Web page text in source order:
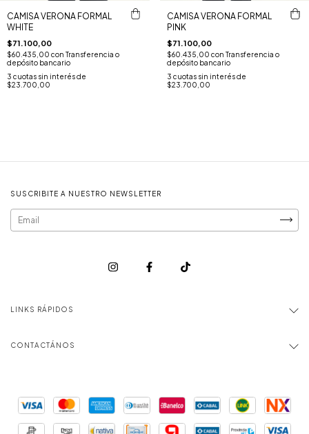
CAMISA VERONA FORMAL
WHITE
$71.100,00
$60.435,00 con Transferencia o
depósito bancario
3 cuotas sin interés de
$23.700,00
CAMISA VERONA FORMAL
PINK
$71.100,00
$60.435,00 con Transferencia o
depósito bancario
3 cuotas sin interés de
$23.700,00
SUSCRIBITE A NUESTRO NEWSLETTER
LINKS RÁPIDOS
CONTACTÁNOS